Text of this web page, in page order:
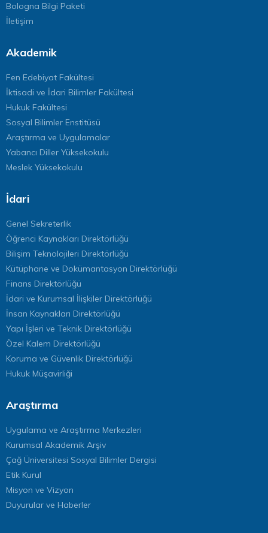
Bologna Bilgi Paketi
İletişim
Akademik
Fen Edebiyat Fakültesi
İktisadi ve İdari Bilimler Fakültesi
Hukuk Fakültesi
Sosyal Bilimler Enstitüsü
Araştırma ve Uygulamalar
Yabancı Diller Yüksekokulu
Meslek Yüksekokulu
İdari
Genel Sekreterlik
Öğrenci Kaynakları Direktörlüğü
Bilişim Teknolojileri Direktörlüğü
Kütüphane ve Dokümantasyon Direktörlüğü
Finans Direktörlüğü
İdari ve Kurumsal İlişkiler Direktörlüğü
İnsan Kaynakları Direktörlüğü
Yapı İşleri ve Teknik Direktörlüğü
Özel Kalem Direktörlüğü
Koruma ve Güvenlik Direktörlüğü
Hukuk Müşavirliği
Araştırma
Uygulama ve Araştırma Merkezleri
Kurumsal Akademik Arşiv
Çağ Üniversitesi Sosyal Bilimler Dergisi
Etik Kurul
Misyon ve Vizyon
Duyurular ve Haberler